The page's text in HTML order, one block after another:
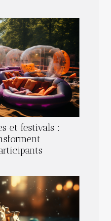
et festivals :